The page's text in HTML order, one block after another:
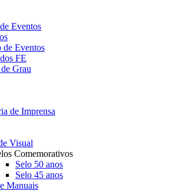
Eventos
de Eventos
FE
Grau
de Imprensa
Visual
Comemorativos
Selo 50 anos
Selo 45 anos
Manuais